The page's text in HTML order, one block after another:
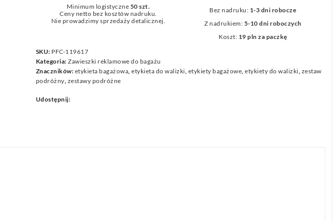
Minimum logistyczne 50 szt.
Ceny netto bez kosztów nadruku.
Nie prowadzimy sprzedaży detalicznej.
Bez nadruku: 1-3 dni robocze
Z nadrukiem: 5-10 dni roboczych
Koszt: 19 pln za paczkę
SKU: PFC-119617
Kategoria:Zawieszki reklamowe do bagażu
Znaczników: etykieta bagażowa ,etykieta do walizki etykiety bagażowe ,etykiety do walizki zestaw
podróżny zestawy podróżne
Udostępnij: